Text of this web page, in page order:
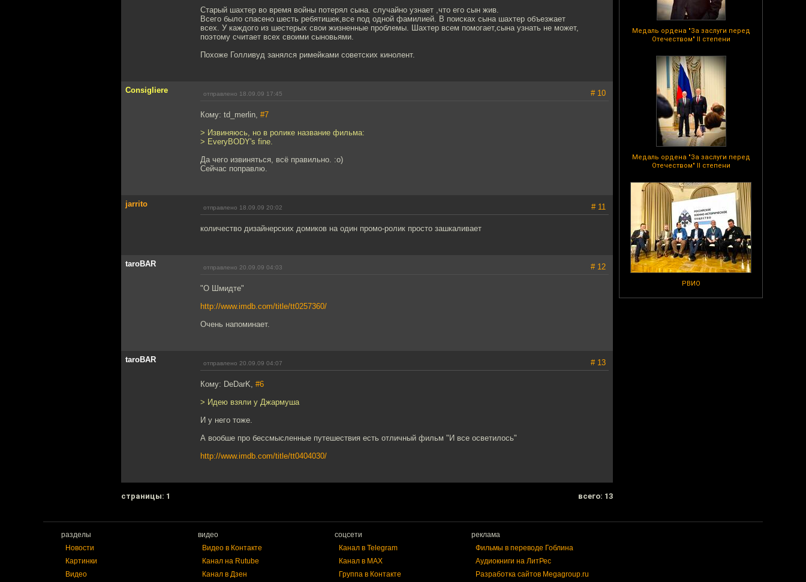
Медаль ордена "За заслуги перед
Отечеством" II степени
Медаль ордена "За заслуги перед
Отечеством" II степени
РВИО
Старый шахтер во время войны потерял сына. случайно узнает ,что его сын жив.
Всего было спасено шесть ребятишек,все под одной фамилией. В поисках сына шахтер объезжает
всех. У каждого из шестерых свои жизненные проблемы. Шахтер всем помогает,сына узнать не может,
поэтому считает всех своими сыновьями.
Похоже Голливуд занялся римейками советских кинолент.
Consigliere отправлено 18.09.09 17:45 # 10
Кому: td_merlin, #7
> Извиняюсь, но в ролике название фильма:
> EveryBODY's fine.
Да чего извиняться, всё правильно. :o)
Сейчас поправлю.
jarrito отправлено 18.09.09 20:02 # 11
количество дизайнерских домиков на один промо-ролик просто зашкаливает
taroBAR отправлено 20.09.09 04:03 # 12
"О Шмидте"
http://www.imdb.com/title/tt0257360/
Очень напоминает.
taroBAR отправлено 20.09.09 04:07 # 13
Кому: DeDarK, #6
> Идею взяли у Джармуша
И у него тоже.
А вообше про бессмысленные путешествия есть отличный фильм "И все осветилось"
http://www.imdb.com/title/tt0404030/
cтраницы: 1 всего: 13
разделы
Новости
Картинки
Видео
видео
Видео в Контакте
Канал на Rutube
Канал в Дзен
соцсети
Канал в Telegram
Канал в MAX
Группа в Контакте
реклама
Фильмы в переводе Гоблина
Аудиокниги на ЛитРес
Разработка сайтов Megagroup.ru